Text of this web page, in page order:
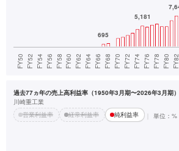
過去77ヵ年の売上高利益率（1950年3月期〜2026年3月期）
川崎重工業
営業利益率
経常利益率 純利益率 単位：%